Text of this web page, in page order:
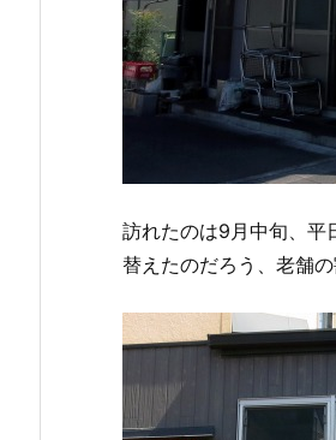
訪れたのは9月中旬、平
替えたのだろう、老舗